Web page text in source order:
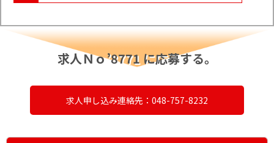
求人Ｎｏ’8771 に応募する。
求人申し込み連絡先：048-757-8232